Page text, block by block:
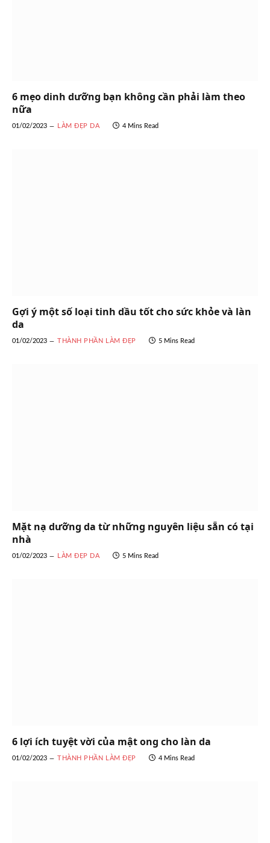
6 mẹo dinh dưỡng bạn không cần phải làm theo
nữa
01/02/2023 LÀM ĐẸP DA 4 Mins Read
Gợi ý một số loại tinh dầu tốt cho sức khỏe và làn
da
01/02/2023 THÀNH PHẦN LÀM ĐẸP 5 Mins Read
Mặt nạ dưỡng da từ những nguyên liệu sẵn có tại
nhà
01/02/2023 LÀM ĐẸP DA 5 Mins Read
6 lợi ích tuyệt vời của mật ong cho làn da
01/02/2023 THÀNH PHẦN LÀM ĐẸP 4 Mins Read